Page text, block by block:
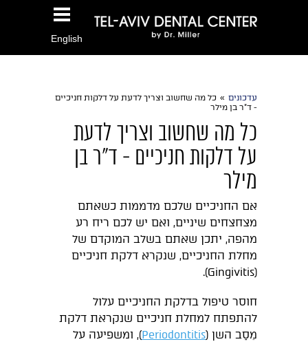
English
עדכונים » כל מה שחשוב וצריך לדעת על דלקות חניכיים
- ד"ר בן מילר
כל מה שחשוב וצריך לדעת
על דלקות חניכיים - ד"ר בן
מילר
אם החניכיים שלכם מדממות כשאתם
מצחצחים שיניים, ואם יש לכם ריח רע
מהפה, יתכן שאתם בשלב המוקדם של
מחלת החניכיים, שנקרא דלקת חניכיים
(Gingivitis).
חוסר טיפול בדלקת החניכיים עלול
להתפתח למחלת חניכיים שנקראת דלקת
מֵסַב השן (Periodontitis), ומשפיעה על